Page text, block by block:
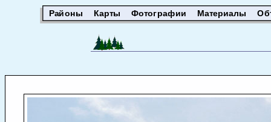
Районы Карты Фотографии Материалы